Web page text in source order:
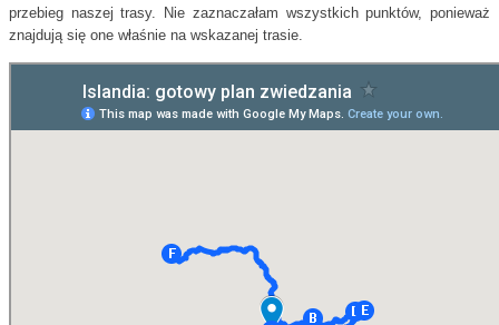
przebieg naszej trasy. Nie zaznaczałam wszystkich punktów, ponieważ
znajdują się one właśnie na wskazanej trasie.